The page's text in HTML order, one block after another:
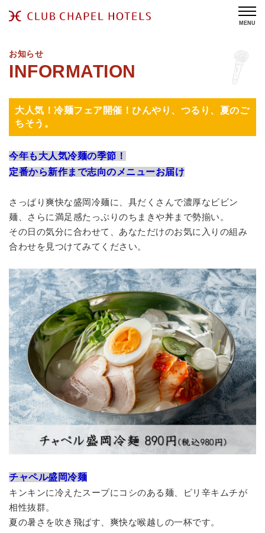
MENU
お知らせ
大人気！冷麺フェア開催！ひんやり、つるり、夏のご
ちそう。
今年も大人気冷麺の季節！
定番から新作まで志向のメニューお届け
さっぱり爽快な盛岡冷麺に、具だくさんで濃厚なビビン
麺、さらに満足感たっぷりのちまきや丼まで勢揃い。
その日の気分に合わせて、あなただけのお気に入りの組み
合わせを見つけてみてください。
チャペル盛岡冷麺
キンキンに冷えたスープにコシのある麺、ピリ辛キムチが
相性抜群。
夏の暑さを吹き飛ばす、爽快な喉越しの一杯です。